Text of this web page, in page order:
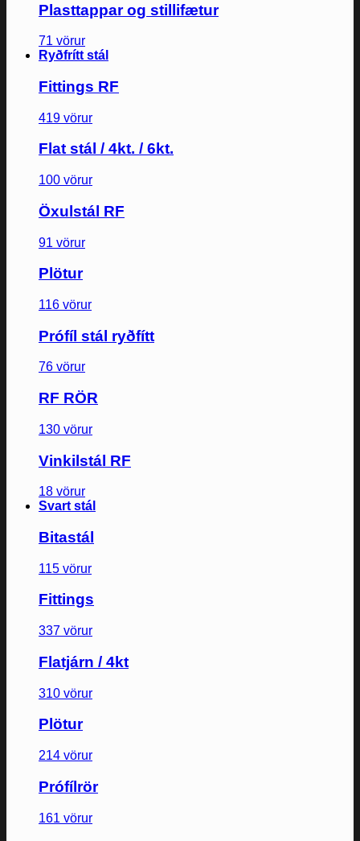
Plasttappar og stillifætur
71 vörur
Ryðfrítt stál
Fittings RF
419 vörur
Flat stál / 4kt. / 6kt.
100 vörur
Öxulstál RF
91 vörur
Plötur
116 vörur
Prófíl stál ryðfítt
76 vörur
RF RÖR
130 vörur
Vinkilstál RF
18 vörur
Svart stál
Bitastál
115 vörur
Fittings
337 vörur
Flatjárn / 4kt
310 vörur
Plötur
214 vörur
Prófílrör
161 vörur